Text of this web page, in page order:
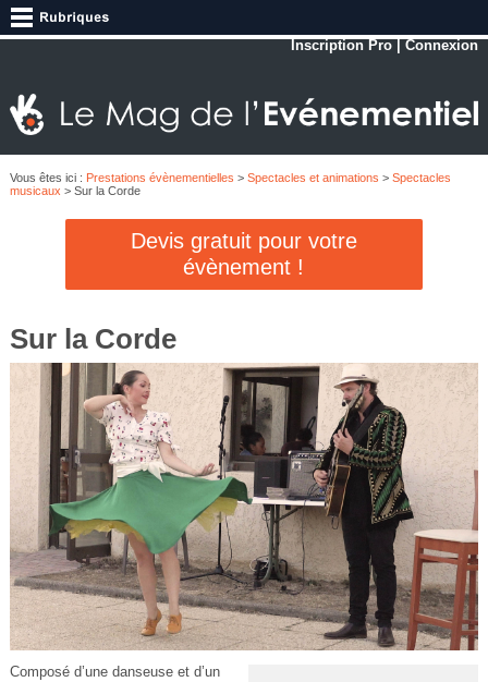
Inscription Pro |Connexion
Vous êtes ici : Prestations évènementielles > Spectacles et animations > Spectacles
musicaux > Sur la Corde
Devis gratuit pour votre
évènement !
Sur la Corde
Composé d’une danseuse et d’un